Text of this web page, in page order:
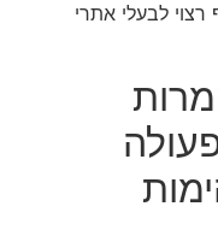
רצוי לבעלי אתרי